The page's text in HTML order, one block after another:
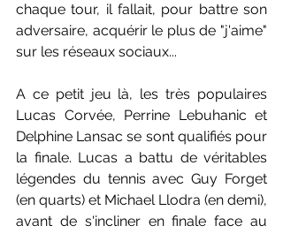
chaque tour, il fallait, pour battre son
adversaire, acquérir le plus de "j'aime"
sur les réseaux sociaux...
A ce petit jeu là, les très populaires
Lucas Corvée, Perrine Lebuhanic et
Delphine Lansac se sont qualifiés pour
la finale. Lucas a battu de véritables
légendes du tennis avec Guy Forget
(en quarts) et Michael Llodra (en demi),
avant de s'incliner en finale face au